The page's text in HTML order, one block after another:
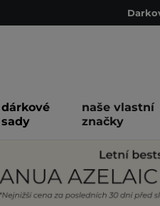
dárkové
sady
naše vlastní
značky